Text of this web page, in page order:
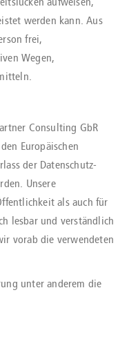
werden kann. Aus
frei,
Wegen,
Consulting GbR
Europäischen
der Datenschutz-
Unsere
als auch für
lesbar und verständlich
vorab die verwendeten
unter anderem die